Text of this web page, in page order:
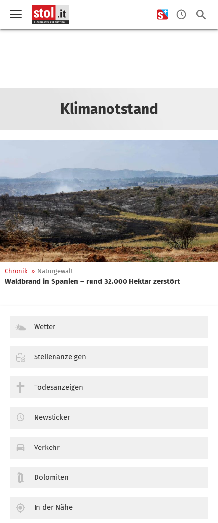
Klimanotstand
Chronik » Naturgewalt
Waldbrand in Spanien – rund 32.000 Hektar zerstört
Wetter
Stellenanzeigen
Todesanzeigen
Newsticker
Verkehr
Dolomiten
In der Nähe